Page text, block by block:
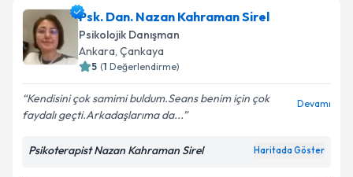
Takvim Talebini Gönder
Psk. Dan. Şevval Karaaytuiçin randevu takvimi
talebi oluşturun. Size bu uzmandan randevu almanız
için bir takvim hazırlandığında e-posta ile
bilgilendireceğiz.
E-posta Adresiniz
Psk. Dan. Nazan Kahraman Sirel
Psikolojik Danışman
Ankara, Çankaya
5 (1 Değerlendirme)
Kendisini çok samimi buldum.Seans benim için çok
faydalı geçti.Arkadaşlarıma da...
Devamı
Psikoterapist Nazan Kahraman Sirel Haritada Göster